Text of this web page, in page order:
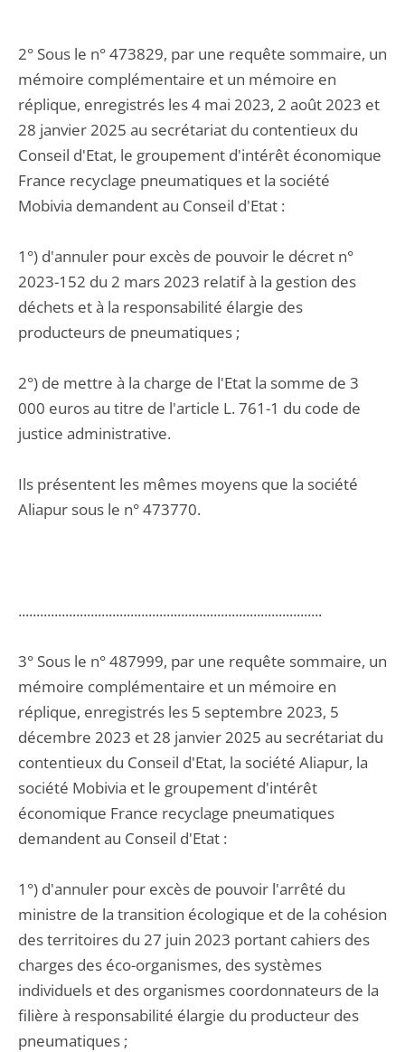
2° Sous le n° 473829, par une requête sommaire, un
mémoire complémentaire et un mémoire en
réplique, enregistrés les 4 mai 2023, 2 août 2023 et
28 janvier 2025 au secrétariat du contentieux du
Conseil d'Etat, le groupement d'intérêt économique
France recyclage pneumatiques et la société
Mobivia demandent au Conseil d'Etat :
1°) d'annuler pour excès de pouvoir le décret n°
2023-152 du 2 mars 2023 relatif à la gestion des
déchets et à la responsabilité élargie des
producteurs de pneumatiques ;
2°) de mettre à la charge de l'Etat la somme de 3
000 euros au titre de l'article L. 761-1 du code de
justice administrative.
Ils présentent les mêmes moyens que la société
Aliapur sous le n° 473770.
....................................................................................
3° Sous le n° 487999, par une requête sommaire, un
mémoire complémentaire et un mémoire en
réplique, enregistrés les 5 septembre 2023, 5
décembre 2023 et 28 janvier 2025 au secrétariat du
contentieux du Conseil d'Etat, la société Aliapur, la
société Mobivia et le groupement d'intérêt
économique France recyclage pneumatiques
demandent au Conseil d'Etat :
1°) d'annuler pour excès de pouvoir l'arrêté du
ministre de la transition écologique et de la cohésion
des territoires du 27 juin 2023 portant cahiers des
charges des éco-organismes, des systèmes
individuels et des organismes coordonnateurs de la
filière à responsabilité élargie du producteur des
pneumatiques ;